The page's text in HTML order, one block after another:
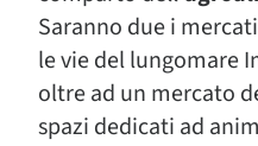
Saranno due i
le vie del lungomare
oltre ad un mercato
spazi dedicati ad